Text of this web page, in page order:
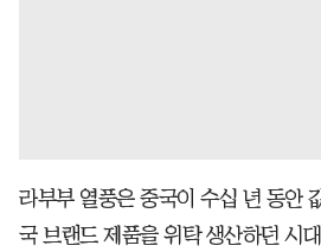
라부부 열풍은 중국이 수십 년 동안
국 브랜드 제품을 위탁 생산하던 시